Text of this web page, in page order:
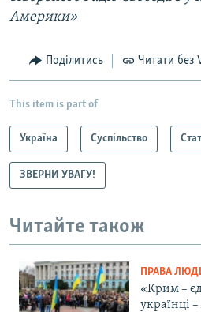
Америки»
Поділитись Читати без
This item is part of
Україна Суспільство
ЗВЕРНИ УВАГУ!
Читайте також
ПРАВА
«Крим –
українці